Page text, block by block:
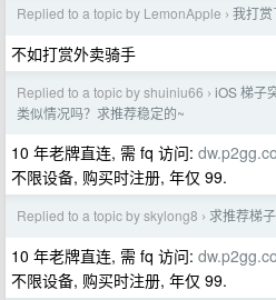
Replied to a topic by LemonApple › 我打赏
不如打赏外卖骑手
Replied to a topic by shuiniu66 › iOS 梯子
类似情况吗？求推荐稳定的~
10 年老牌直连, 需 fq 访问:
不限设备, 购买时注册, 年仅 99.
Replied to a topic by skylong8 › 求推荐梯
10 年老牌直连, 需 fq 访问:
不限设备, 购买时注册, 年仅 99.